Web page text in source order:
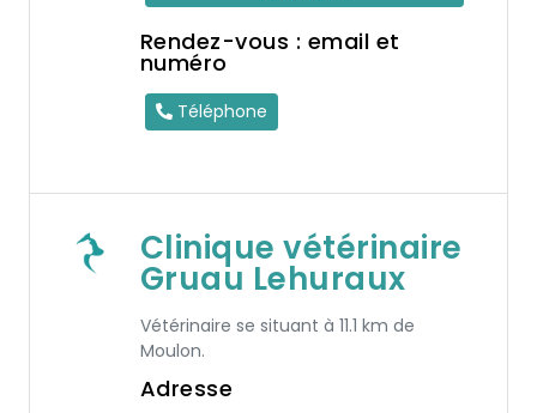
Rendez-vous : email et
numéro
Téléphone
Clinique vétérinaire
Gruau Lehuraux
Vétérinaire se situant à 11.1 km de
Moulon.
Adresse